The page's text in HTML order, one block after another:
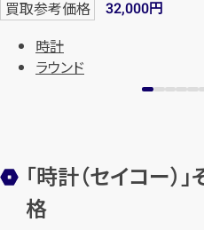
買取参考価格 32,000円
時計
ラウンド
「時計（セイコー
格